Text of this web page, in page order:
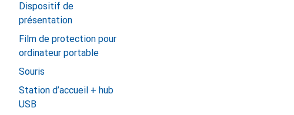
Dispositif de
présentation
Film de protection pour
ordinateur portable
Souris
Station d’accueil + hub
USB